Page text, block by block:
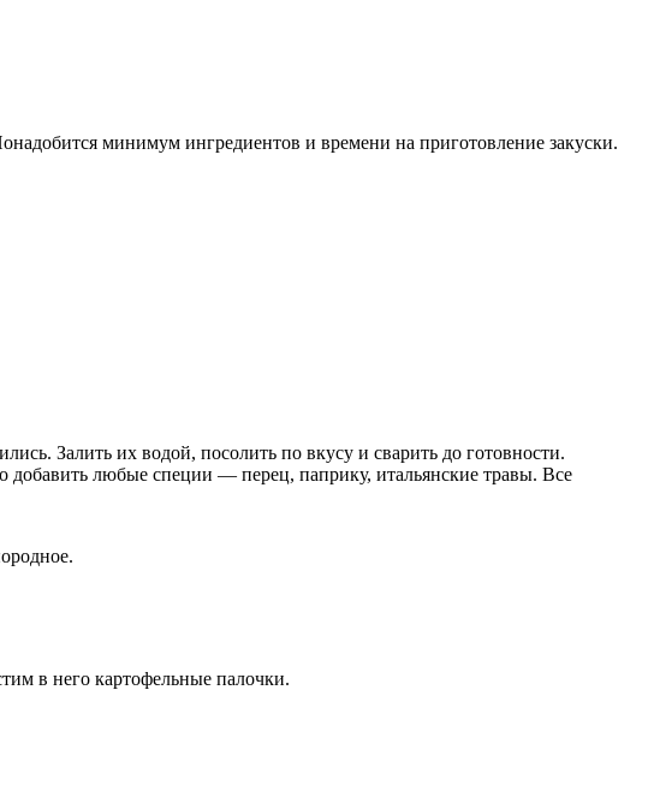
минимум ингредиентов и времени на приготовление закуски.
Залить их водой, посолить по вкусу и сварить до готовности.
любые специи — перец, паприку, итальянские травы. Все
в него картофельные палочки.